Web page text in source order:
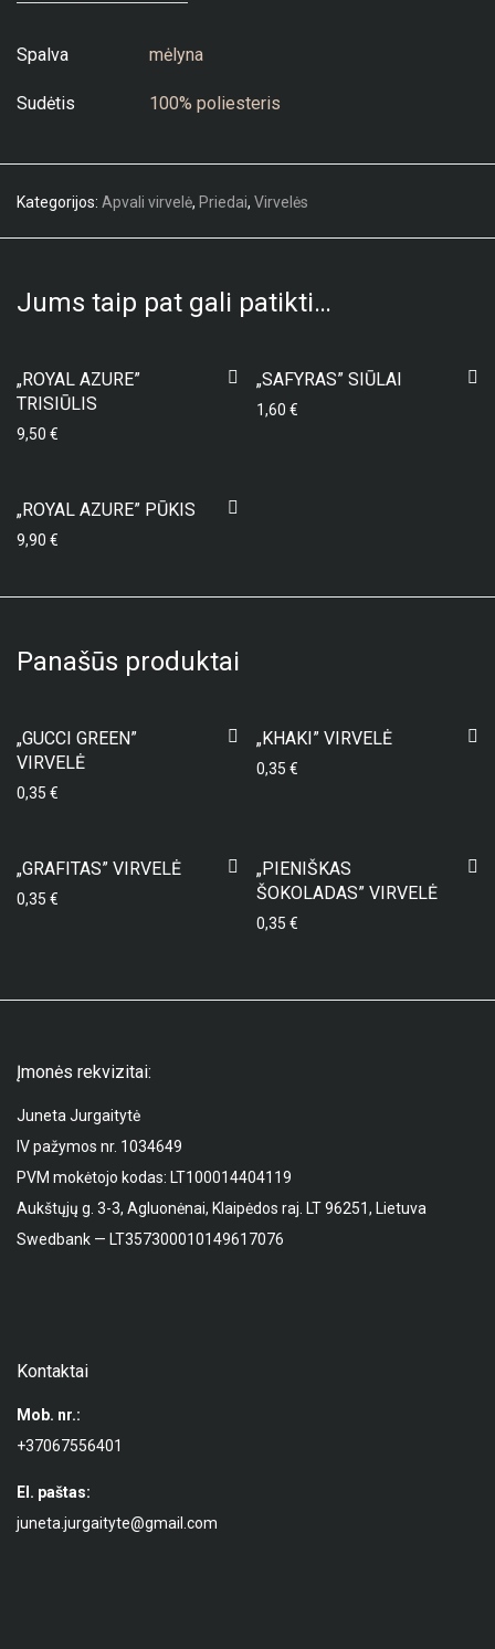
Spalva mėlyna
Sudėtis 100% poliesteris
Kategorijos: Apvali virvelė, Priedai, Virvelės
Jums taip pat gali patikti…
„ROYAL AZURE”
TRISIŪLIS
9,50 €
„SAFYRAS” SIŪLAI
1,60 €
„ROYAL AZURE” PŪKIS
9,90 €
Panašūs produktai
„GUCCI GREEN”
VIRVELĖ
0,35 €
„KHAKI” VIRVELĖ
0,35 €
„GRAFITAS” VIRVELĖ
0,35 €
„PIENIŠKAS
ŠOKOLADAS” VIRVELĖ
0,35 €
Įmonės rekvizitai:
Juneta Jurgaitytė
IV pažymos nr. 1034649
PVM mokėtojo kodas: LT100014404119
Aukštųjų g. 3-3, Agluonėnai, Klaipėdos raj. LT 96251, Lietuva
Swedbank — LT357300010149617076
Kontaktai
Mob. nr.:
+37067556401
El. paštas:
juneta.jurgaityte@gmail.com